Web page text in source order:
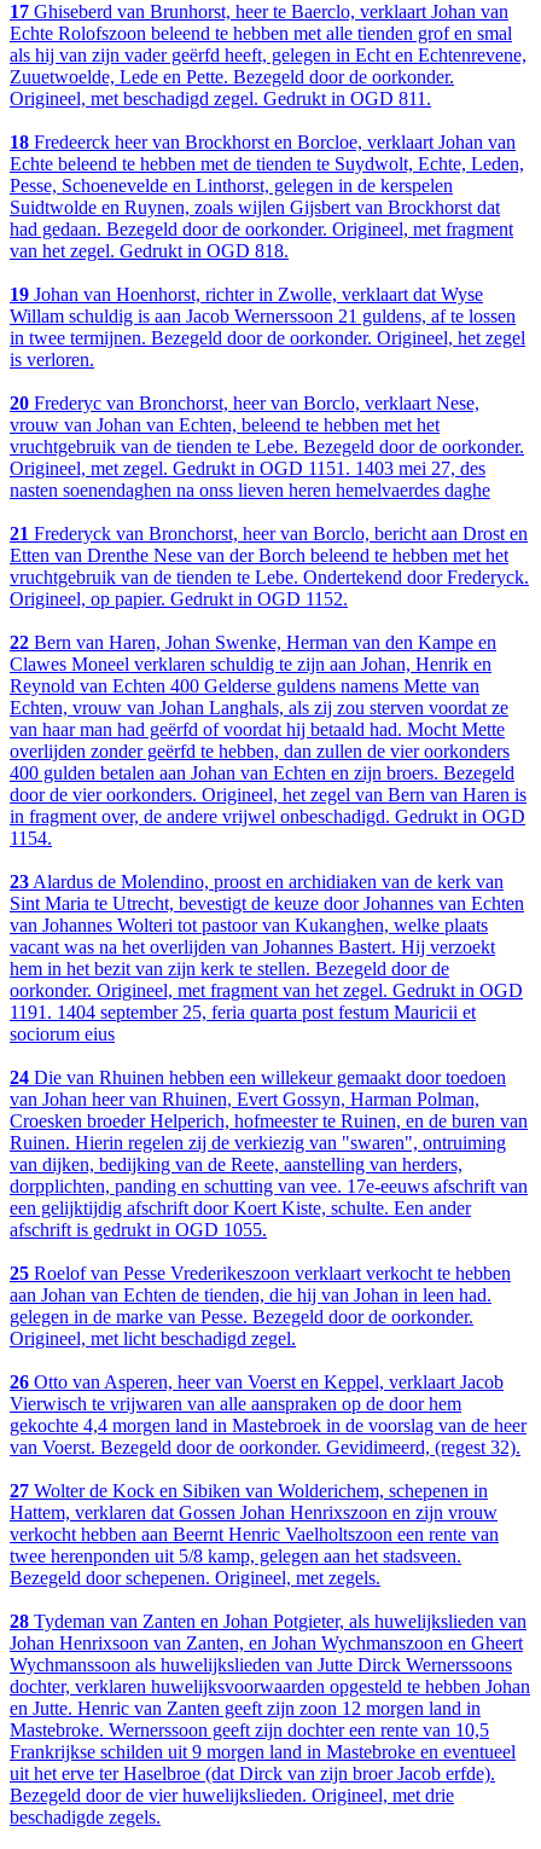
17 Ghiseberd van Brunhorst, heer te Baerclo, verklaart Johan van
Echte Rolofszoon beleend te hebben met alle tienden grof en smal
als hij van zijn vader geërfd heeft, gelegen in Echt en Echtenrevene,
Zuuetwoelde, Lede en Pette. Bezegeld door de oorkonder.
Origineel, met beschadigd zegel. Gedrukt in OGD 811.
18 Fredeerck heer van Brockhorst en Borcloe, verklaart Johan van
Echte beleend te hebben met de tienden te Suydwolt, Echte, Leden,
Pesse, Schoenevelde en Linthorst, gelegen in de kerspelen
Suidtwolde en Ruynen, zoals wijlen Gijsbert van Brockhorst dat
had gedaan. Bezegeld door de oorkonder. Origineel, met fragment
van het zegel. Gedrukt in OGD 818.
19 Johan van Hoenhorst, richter in Zwolle, verklaart dat Wyse
Willam schuldig is aan Jacob Wernerssoon 21 guldens, af te lossen
in twee termijnen. Bezegeld door de oorkonder. Origineel, het zegel
is verloren.
20 Frederyc van Bronchorst, heer van Borclo, verklaart Nese,
vrouw van Johan van Echten, beleend te hebben met het
vruchtgebruik van de tienden te Lebe. Bezegeld door de oorkonder.
Origineel, met zegel. Gedrukt in OGD 1151. 1403 mei 27, des
nasten soenendaghen na onss lieven heren hemelvaerdes daghe
21 Frederyck van Bronchorst, heer van Borclo, bericht aan Drost en
Etten van Drenthe Nese van der Borch beleend te hebben met het
vruchtgebruik van de tienden te Lebe. Ondertekend door Frederyck.
Origineel, op papier. Gedrukt in OGD 1152.
22 Bern van Haren, Johan Swenke, Herman van den Kampe en
Clawes Moneel verklaren schuldig te zijn aan Johan, Henrik en
Reynold van Echten 400 Gelderse guldens namens Mette van
Echten, vrouw van Johan Langhals, als zij zou sterven voordat ze
van haar man had geërfd of voordat hij betaald had. Mocht Mette
overlijden zonder geërfd te hebben, dan zullen de vier oorkonders
400 gulden betalen aan Johan van Echten en zijn broers. Bezegeld
door de vier oorkonders. Origineel, het zegel van Bern van Haren is
in fragment over, de andere vrijwel onbeschadigd. Gedrukt in OGD
1154.
23Alardus de Molendino, proost en archidiaken van de kerk van
Sint Maria te Utrecht, bevestigt de keuze door Johannes van Echten
van Johannes Wolteri tot pastoor van Kukanghen, welke plaats
vacant was na het overlijden van Johannes Bastert. Hij verzoekt
hem in het bezit van zijn kerk te stellen. Bezegeld door de
oorkonder. Origineel, met fragment van het zegel. Gedrukt in OGD
1191. 1404 september 25, feria quarta post festum Mauricii et
sociorum eius
24 Die van Rhuinen hebben een willekeur gemaakt door toedoen
van Johan heer van Rhuinen, Evert Gossyn, Harman Polman,
Croesken broeder Helperich, hofmeester te Ruinen, en de buren van
Ruinen. Hierin regelen zij de verkiezig van "swaren", ontruiming
van dijken, bedijking van de Reete, aanstelling van herders,
dorpplichten, panding en schutting van vee. 17e-eeuws afschrift van
een gelijktijdig afschrift door Koert Kiste, schulte. Een ander
afschrift is gedrukt in OGD 1055.
25 Roelof van Pesse Vrederikeszoon verklaart verkocht te hebben
aan Johan van Echten de tienden, die hij van Johan in leen had.
gelegen in de marke van Pesse. Bezegeld door de oorkonder.
Origineel, met licht beschadigd zegel.
26 Otto van Asperen, heer van Voerst en Keppel, verklaart Jacob
Vierwisch te vrijwaren van alle aanspraken op de door hem
gekochte 4,4 morgen land in Mastebroek in de voorslag van de heer
van Voerst. Bezegeld door de oorkonder. Gevidimeerd, (regest 32).
27 Wolter de Kock en Sibiken van Wolderichem, schepenen in
Hattem, verklaren dat Gossen Johan Henrixszoon en zijn vrouw
verkocht hebben aan Beernt Henric Vaelholtszoon een rente van
twee herenponden uit 5/8 kamp, gelegen aan het stadsveen.
Bezegeld door schepenen. Origineel, met zegels.
28 Tydeman van Zanten en Johan Potgieter, als huwelijkslieden van
Johan Henrixsoon van Zanten, en Johan Wychmanszoon en Gheert
Wychmanssoon als huwelijkslieden van Jutte Dirck Wernerssoons
dochter, verklaren huwelijksvoorwaarden opgesteld te hebben Johan
en Jutte. Henric van Zanten geeft zijn zoon 12 morgen land in
Mastebroke. Wernerssoon geeft zijn dochter een rente van 10,5
Frankrijkse schilden uit 9 morgen land in Mastebroke en eventueel
uit het erve ter Haselbroe (dat Dirck van zijn broer Jacob erfde).
Bezegeld door de vier huwelijkslieden. Origineel, met drie
beschadigde zegels.